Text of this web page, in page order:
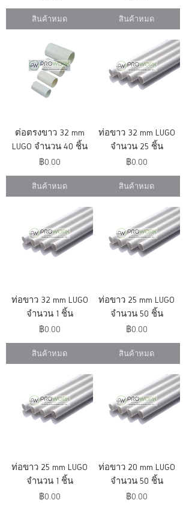
สินค้าหมด สินค้าหมด
ต่อตรงขาว 32 mm
LUGO จำนวน 40 ชิ้น
ราคา
฿0.00
สินค้าหมด
ท่อขาว 32 mm LUGO
จำนวน 25 ชิ้น
ราคา
฿0.00
สินค้าหมด
ท่อขาว 32 mm LUGO
จำนวน 1 ชิ้น
ราคา
฿0.00
สินค้าหมด
ท่อขาว 25 mm LUGO
จำนวน 50 ชิ้น
ราคา
฿0.00
สินค้าหมด
ท่อขาว 25 mm LUGO
จำนวน 1 ชิ้น
ราคา
฿0.00
ท่อขาว 20 mm LUGO
จำนวน 50 ชิ้น
ราคา
฿0.00